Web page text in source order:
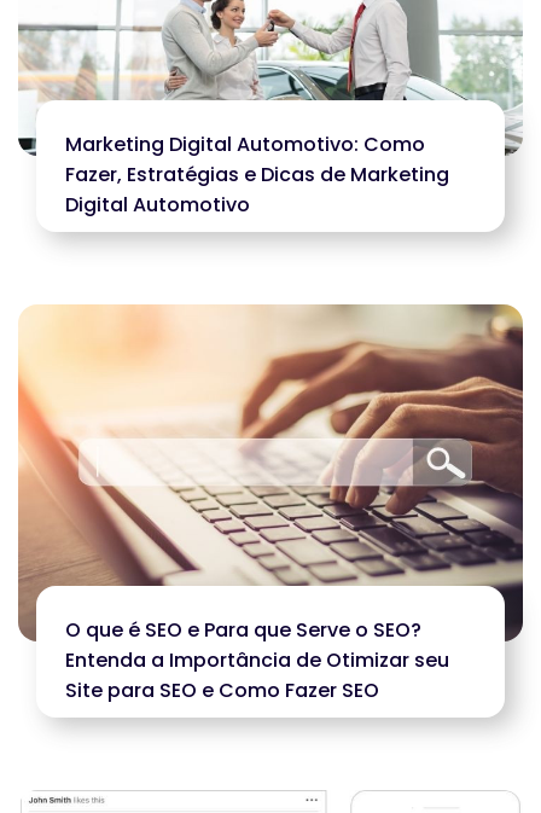
Marketing Digital Automotivo: Como
Fazer, Estratégias e Dicas de Marketing
Digital Automotivo
O que é SEO e Para que Serve o SEO?
Entenda a Importância de Otimizar seu
Site para SEO e Como Fazer SEO